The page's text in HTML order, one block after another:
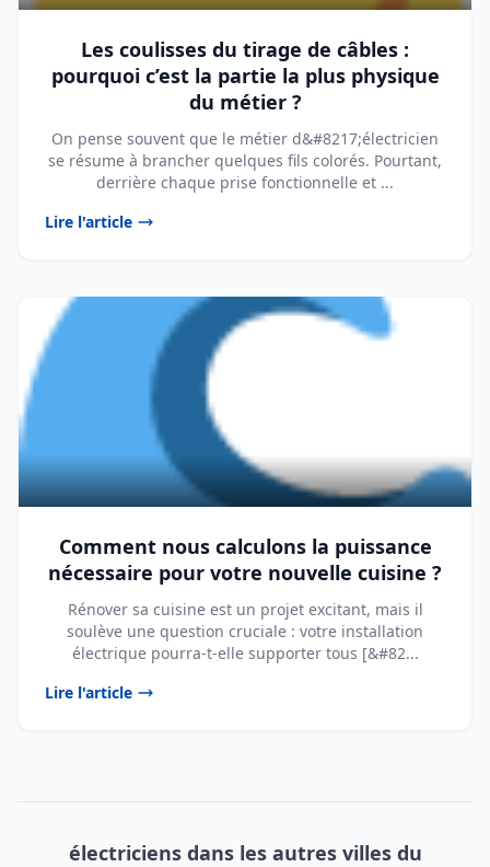
Les coulisses du tirage de câbles :
pourquoi c’est la partie la plus physique
du métier ?
On pense souvent que le métier d&#8217;électricien
se résume à brancher quelques fils colorés. Pourtant,
derrière chaque prise fonctionnelle et ...
Lire l'article
Comment nous calculons la puissance
nécessaire pour votre nouvelle cuisine ?
Rénover sa cuisine est un projet excitant, mais il
soulève une question cruciale : votre installation
électrique pourra-t-elle supporter tous [&#82...
Lire l'article
électriciens dans les autres villes du